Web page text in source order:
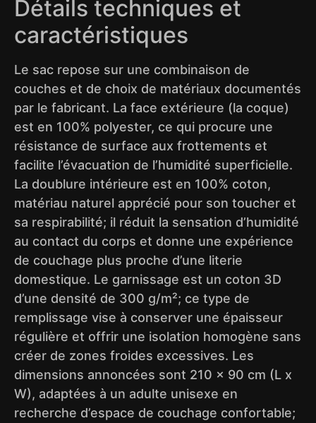
Détails techniques et
caractéristiques
Le sac repose sur une combinaison de
couches et de choix de matériaux documentés
par le fabricant. La face extérieure (la coque)
est en 100% polyester, ce qui procure une
résistance de surface aux frottements et
facilite l’évacuation de l’humidité superficielle.
La doublure intérieure est en 100% coton,
matériau naturel apprécié pour son toucher et
sa respirabilité; il réduit la sensation d’humidité
au contact du corps et donne une expérience
de couchage plus proche d’une literie
domestique. Le garnissage est un coton 3D
d’une densité de 300 g/m²; ce type de
remplissage vise à conserver une épaisseur
régulière et offrir une isolation homogène sans
créer de zones froides excessives. Les
dimensions annoncées sont 210 x 90 cm (L x
W), adaptées à un adulte unisexe en
recherche d’espace de couchage confortable;